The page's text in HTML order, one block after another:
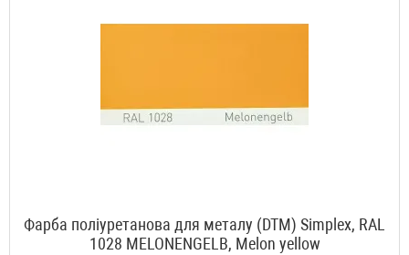
Фарба поліуретанова для металу (DTM) Simplex, RAL
1028 MELONENGELB, Melon yellow